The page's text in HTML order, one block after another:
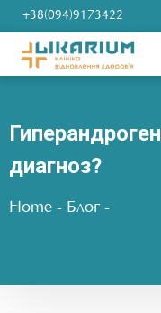
+38(094)9173422
диагноз?
Home - Блог -